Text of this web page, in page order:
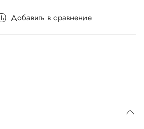
Добавить в сравнение